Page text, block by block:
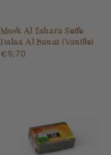
Musk Al Tahara Seife
Dalaa Al Banat (Vanille)
Normaler
€9,70